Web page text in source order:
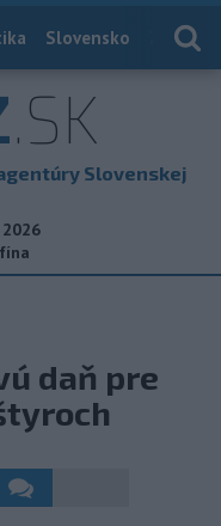
Slovensko
.SK
Slovenskej
daň pre